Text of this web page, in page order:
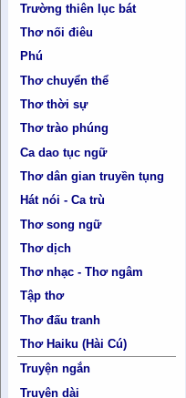
Trường thiên lục bát
Thơ nối điêu
Phú
Thơ chuyển thể
Thơ thời sự
Thơ trào phúng
Ca dao tục ngữ
Thơ dân gian truyền tụng
Hát nói - Ca trù
Thơ song ngữ
Thơ dịch
Thơ nhạc - Thơ ngâm
Tập thơ
Thơ đấu tranh
Thơ Haiku (Hài Cú)
Truyện ngắn
Truyện dài